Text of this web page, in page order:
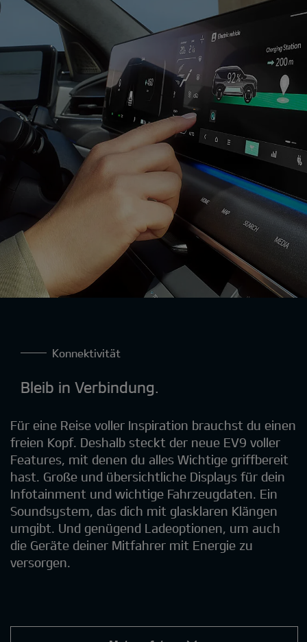
Konnektivität
Bleib in Verbindung.
Für eine Reise voller Inspiration brauchst du einen
freien Kopf. Deshalb steckt der neue EV9 voller
Features, mit denen du alles Wichtige griffbereit
hast. Große und übersichtliche Displays für dein
Infotainment und wichtige Fahrzeugdaten. Ein
Soundsystem, das dich mit glasklaren Klängen
umgibt. Und genügend Ladeoptionen, um auch
die Geräte deiner Mitfahrer mit Energie zu
versorgen.